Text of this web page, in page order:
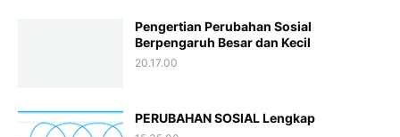
Pengertian Perubahan Sosial
Berpengaruh Besar dan Kecil
20.17.00
PERUBAHAN SOSIAL Lengkap